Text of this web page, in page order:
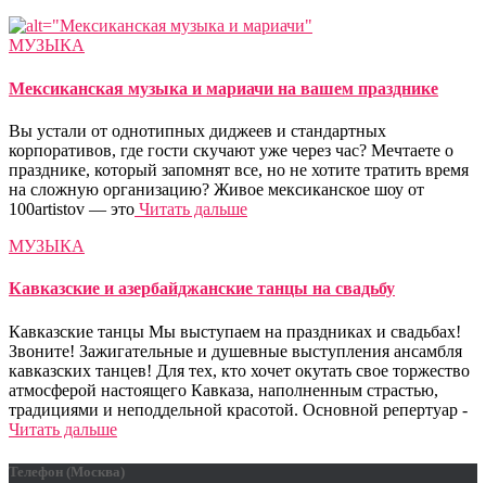
МУЗЫКА
Мексиканская музыка и мариачи на вашем празднике
Вы устали от однотипных диджеев и стандартных
корпоративов, где гости скучают уже через час? Мечтаете о
празднике, который запомнят все, но не хотите тратить время
на сложную организацию? Живое мексиканское шоу от
100artistov — это Читать дальше
МУЗЫКА
Кавказские и азербайджанские танцы на свадьбу
Кавказские танцы Мы выступаем на праздниках и свадьбах!
Звоните! Зажигательные и душевные выступления ансамбля
кавказских танцев! Для тех, кто хочет окутать свое торжество
атмосферой настоящего Кавказа, наполненным страстью,
традициями и неподдельной красотой. Основной репертуар -
Читать дальше
Телефон (Москва)